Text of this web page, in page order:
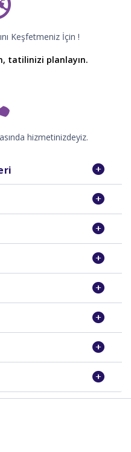
Keşfetmeniz İçin !
tatilinizi planlayın.
hizmetinizdeyiz.